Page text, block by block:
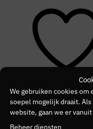
We gebruiken cookies om
soepel mogelijk draait.
website, gaan we er
Beheer diensten
ANTONY
Kleurnummer
7073
NIEUW